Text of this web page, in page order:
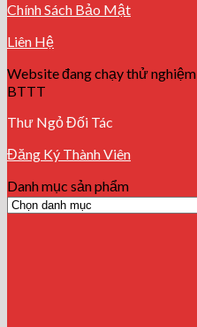
Chính Sách Bảo Mật
Liên Hệ
Website đang chạy thử
BTTT
Thư Ngỏ Đối Tác
Đăng Ký Thành Viên
Danh mục sản phẩm